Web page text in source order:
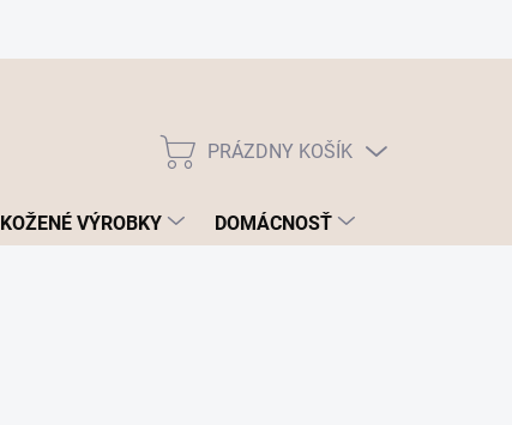
NÁKUPNÝ
PRÁZDNY KOŠÍK
KOŽENÉ VÝROBKY DOMÁCNOSŤ